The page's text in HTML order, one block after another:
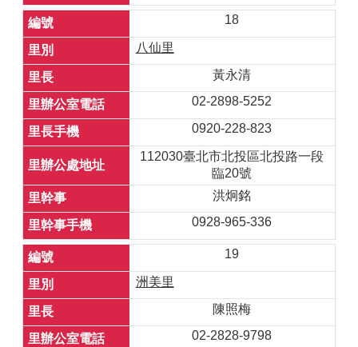
18
八仙里
黃永清
02-2898-5252
0920-228-823
112030臺北市北投區北投路一段
臨20號
洪炯銘
0928-965-336
19
洲美里
陳照梅
02-2828-9798